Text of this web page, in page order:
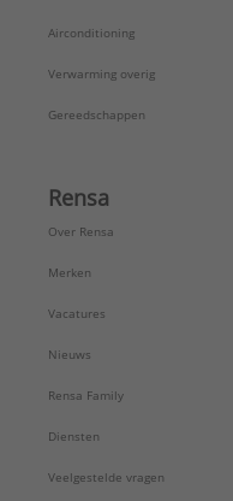
Airconditioning
Verwarming overig
Gereedschappen
Rensa
Over Rensa
Merken
Vacatures
Nieuws
Rensa Family
Diensten
Veelgestelde vragen